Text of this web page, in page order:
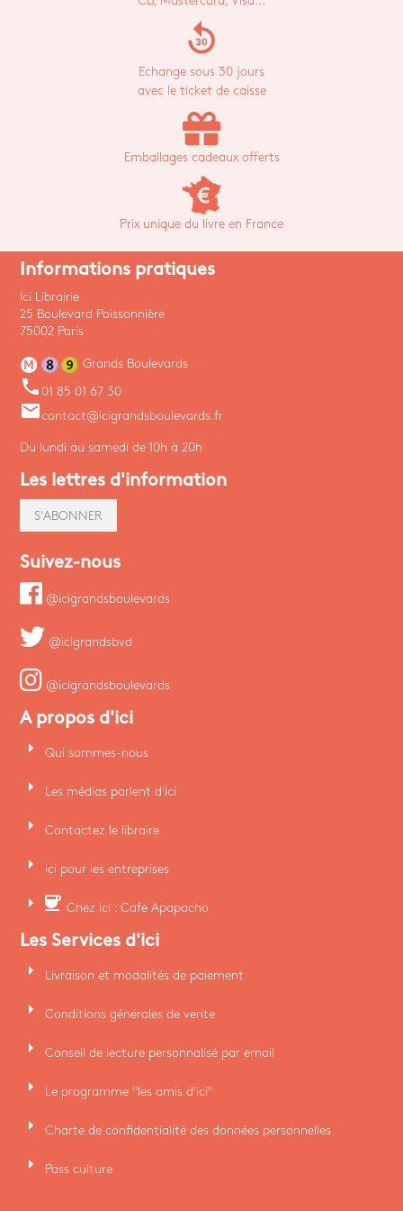
replay_30
Echange sous 30 jours
avec le ticket de caisse
Emballages cadeaux offerts
Prix unique du livre en France
Informations pratiques
Ici Librairie
25 Boulevard Poissonnière
75002 Paris
Grands Boulevards
phone 01 85 01 67 30
emailcontact@icigrandsboulevards.fr
Du lundi au samedi de 10h à 20h
Les lettres d'information
S'ABONNER
Suivez-nous
@icigrandsboulevards
@icigrandsbvd
@icigrandsboulevards
A propos d'ici
arrow_right Qui sommes-nous
arrow_right Les médias parlent d'ici
arrow_right Contactez le libraire
arrow_right ici pour les entreprises
arrow_right coffee Chez ici : Café Apapacho
Les Services d'ici
arrow_right Livraison et modalités de paiement
arrow_right Conditions générales de vente
arrow_right Conseil de lecture personnalisé par email
arrow_right Le programme "les amis d'ici"
arrow_right Charte de confidentialité des données personnelles
arrow_right Pass culture